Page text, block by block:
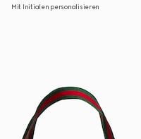
Mit Initialen personalisieren